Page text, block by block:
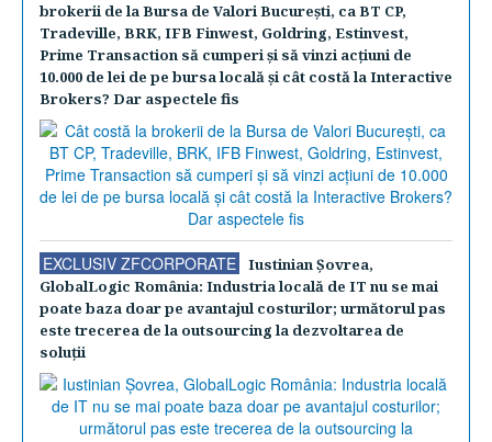
brokerii de la Bursa de Valori Bucureşti, ca BT CP,
Tradeville, BRK, IFB Finwest, Goldring, Estinvest,
Prime Transaction să cumperi şi să vinzi acţiuni de
10.000 de lei de pe bursa locală şi cât costă la Interactive
Brokers? Dar aspectele fis
EXCLUSIV ZFCORPORATE
Iustinian Şovrea,
GlobalLogic România: Industria locală de IT nu se mai
poate baza doar pe avantajul costurilor; următorul pas
este trecerea de la outsourcing la dezvoltarea de
soluţii